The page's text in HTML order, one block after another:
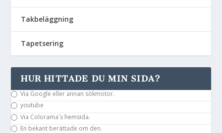
Takbeläggning
Tapetsering
HUR HITTADE DU MIN SIDA?
Via Google eller annan sökmotor.
youtube
Via Colorama´s hemsida.
En bekant berättade om den.